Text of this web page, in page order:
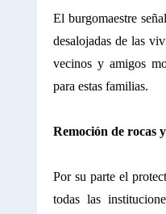
El burgomaestre
desalojadas de las
vecinos y amigos
para estas familias.
Remoción de rocas
Por su parte el
todas las